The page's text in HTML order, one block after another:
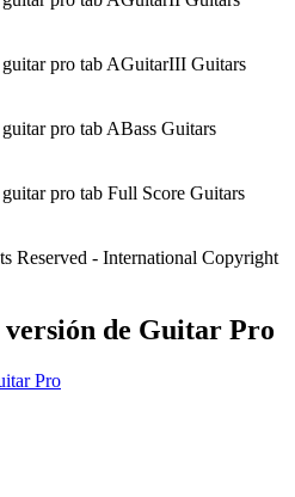
Reserved - International Copyright
de Guitar Pro
Pro